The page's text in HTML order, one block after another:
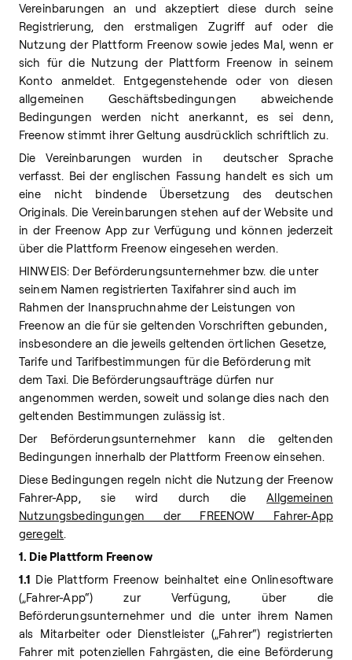
Vereinbarungen an und akzeptiert diese durch seine
Registrierung, den erstmaligen Zugriff auf oder die
Nutzung der Plattform Freenow sowie jedes Mal, wenn er
sich für die Nutzung der Plattform Freenow in seinem
Konto anmeldet. Entgegenstehende oder von diesen
allgemeinen Geschäftsbedingungen abweichende
Bedingungen werden nicht anerkannt, es sei denn,
Freenow stimmt ihrer Geltung ausdrücklich schriftlich zu.
Die Vereinbarungen wurden in deutscher Sprache
verfasst. Bei der englischen Fassung handelt es sich um
eine nicht bindende Übersetzung des deutschen
Originals. Die Vereinbarungen stehen auf der Website und
in der Freenow App zur Verfügung und können jederzeit
über die Plattform Freenow eingesehen werden.
HINWEIS: Der Beförderungsunternehmer bzw. die unter
seinem Namen registrierten Taxifahrer sind auch im
Rahmen der Inanspruchnahme der Leistungen von
Freenow an die für sie geltenden Vorschriften gebunden,
insbesondere an die jeweils geltenden örtlichen Gesetze,
Tarife und Tarifbestimmungen für die Beförderung mit
dem Taxi. Die Beförderungsaufträge dürfen nur
angenommen werden, soweit und solange dies nach den
geltenden Bestimmungen zulässig ist.
Der Beförderungsunternehmer kann die geltenden
Bedingungen innerhalb der Plattform Freenow einsehen.
Diese Bedingungen regeln nicht die Nutzung der Freenow
Fahrer-App, sie wird durch dieAllgemeinen
Nutzungsbedingungen der FREENOW Fahrer-App
geregelt.
1. Die Plattform Freenow
1.1 Die Plattform Freenow beinhaltet eine Onlinesoftware
(„Fahrer-App“) zur Verfügung, über die
Beförderungsunternehmer und die unter ihrem Namen
als Mitarbeiter oder Dienstleister („Fahrer“) registrierten
Fahrer mit potenziellen Fahrgästen, die eine Beförderung